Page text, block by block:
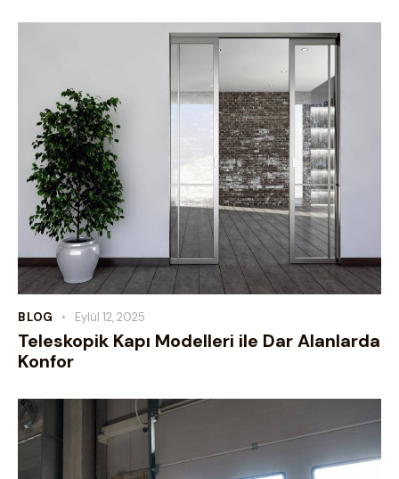
BLOG Eylül 12, 2025
Teleskopik Kapı Modelleri ile Dar Alanlarda
Konfor